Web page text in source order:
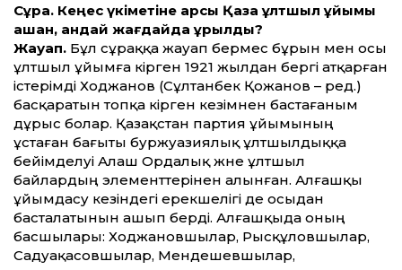
Сұрақ. Кеңес үкіметіне қарсы Қазақ ұлтшыл ұйымы
қашан, қандай жағдайда құрылды?
Жауап. Бұл сұраққа жауап бермес бұрын мен осы
ұлтшыл ұйымға кірген 1921 жылдан бергі атқарған
істерімді Ходжанов (Сұлтанбек Қожанов – ред.)
басқаратын топқа кірген кезімнен бастағаным
дұрыс болар. Қазақстан партия ұйымының
ұстаған бағыты буржуазиялық ұлтшылдыққа
бейімделуі Алаш Ордалық және ұлтшыл
байлардың элементтерінен алынған. Алғашқы
ұйымдасу кезіндегі ерекшелігі де осыдан
басталатынын ашып берді. Алғашқыда оның
басшылары: Ходжановшылар, Рысқұловшылар,
Садуақасовшылар, Мендешевшылар,